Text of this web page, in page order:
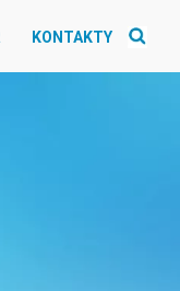
KONTAKTY